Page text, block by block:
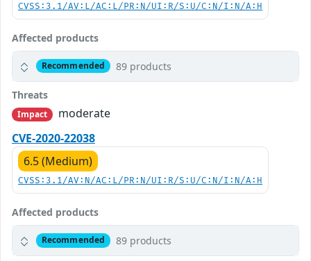
CVSS:3.1/AV:L/AC:L/PR:N/UI:R/S:U/C:N/I:N/A:H
Affected products
Recommended 89 products
Threats
Impact
moderate
CVE-2020-22038
6.5 (Medium)
CVSS:3.1/AV:N/AC:L/PR:N/UI:R/S:U/C:N/I:N/A:H
Affected products
Recommended 89 products